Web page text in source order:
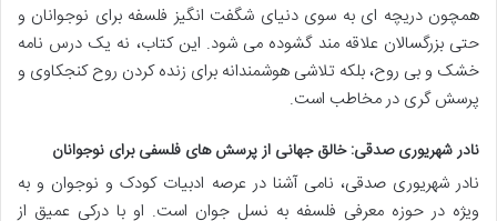
همچون دریچه ای به سوی دنیای شگفت انگیز فلسفه برای نوجوانان و
حتی بزرگسالان علاقه مند گشوده می شود. این کتاب، نه یک درس نامه
خشک و بی روح، بلکه تلاشی هوشمندانه برای زنده کردن روح کنجکاوی و
پرسش گری در مخاطب است.
نادر شهریوری صدقی: خالق جهانی از پرسش های فلسفی برای نوجوانان
نادر شهریوری صدقی، نامی آشنا در عرصه ادبیات کودک و نوجوان و به
ویژه در حوزه معرفی فلسفه به نسل جوان است. او با درکی عمیق از